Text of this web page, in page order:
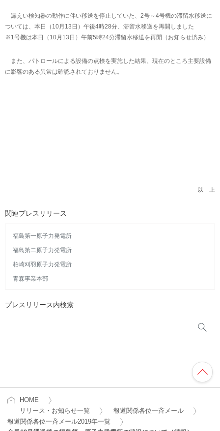
漏えい検知器の動作に伴い移送を停止していた、2号～4号機の滞留水移送に
ついては、本日（10月13日）午後4時28分、滞留水移送を再開しました
※1号機は本日（10月13日）午前5時24分滞留水移送を再開（お知らせ済み）
また、パトロールによる設備の点検を実施した結果、現在のところ主要設備
に影響のある異常は確認されておりません。
以 上
関連プレスリリース
福島第一原子力発電所
福島第二原子力発電所
柏崎刈羽原子力発電所
青森事業本部
プレスリリース内検索
HOME
リリース・お知らせ一覧
報道関係各位一斉メール
報道関係各位一斉メール2019年一覧